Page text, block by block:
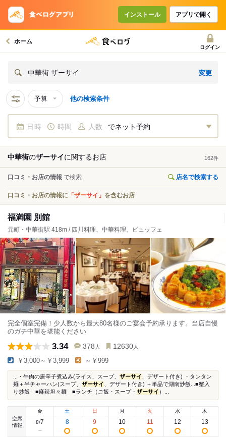
インストール アプリで開く
ホーム
ログイン
中華街 ザーサイ 変更
予算 他の検索条件
日時 時間 人数 でネット予約
中華街のザーサイに関するお店 162件
口コミ・お店の情報 で検索 店名で検索する
口コミ・お店の情報に 「ザーサイ」 を含むお店
福満園 別館
元町・中華街駅 418m / 四川料理、中華料理、ビュッフェ
完全個室完備！少人数から最大80名様のご宴会予約承ります。当店自慢
のガチ中華を堪能ください
3.34 378 人 12630 人
￥3,000～￥3,999 ～￥999
...・牛肉の唐辛子煮込み(ライス、スープ、 ザーサイ 、デザート付き) ・タンタン
麺＋半チャーハン(スープ、 ザーサイ 、デザート付き) ＋単品で湖南炒飯...■蟹入
り炒飯 ■麻辣坦々麺 ■ランチ（ご飯・スープ・ ザーサイ ）...
空席
情報
金
8/7
土
8
日
9
月
10
火
11
水
12
木
13